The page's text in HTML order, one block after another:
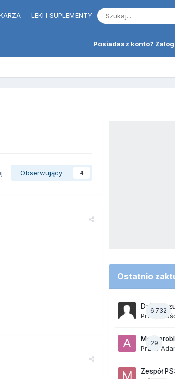
LEKI I SUPLEMENTY
Posiadasz konto?
Obserwujący 4
Ostatnio
6 732
Dzisiaj
Przez
29
Moje
Przez
Zespół